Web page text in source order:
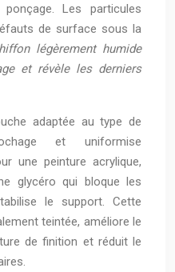
Les particules
de surface sous la
légèrement humide
et révèle les derniers
adaptée au type de
et uniformise
une peinture acrylique,
glycéro qui bloque les
le support. Cette
teintée, améliore le
de finition et réduit le